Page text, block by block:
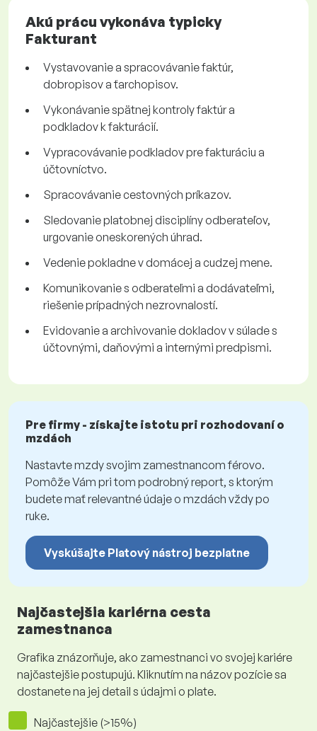
Akú prácu vykonáva typicky
Fakturant
Vystavovanie a spracovávanie faktúr,
dobropisov a ťarchopisov.
Vykonávanie spätnej kontroly faktúr a
podkladov k fakturácií.
Vypracovávanie podkladov pre fakturáciu a
účtovníctvo.
Spracovávanie cestovných príkazov.
Sledovanie platobnej disciplíny odberateľov,
urgovanie oneskorených úhrad.
Vedenie pokladne v domácej a cudzej mene.
Komunikovanie s odberateľmi a dodávateľmi,
riešenie prípadných nezrovnalostí.
Evidovanie a archivovanie dokladov v súlade s
účtovnými, daňovými a internými predpismi.
Pre firmy - získajte istotu pri rozhodovaní o
mzdách
Nastavte mzdy svojim zamestnancom férovo.
Pomôže Vám pri tom podrobný report, s ktorým
budete mať relevantné údaje o mzdách vždy po
ruke.
Vyskúšajte Platový nástroj bezplatne
Najčastejšia kariérna cesta
zamestnanca
Grafika znázorňuje, ako zamestnanci vo svojej kariére
najčastejšie postupujú. Kliknutím na názov pozície sa
dostanete na jej detail s údajmi o plate.
Najčastejšie (>15%)